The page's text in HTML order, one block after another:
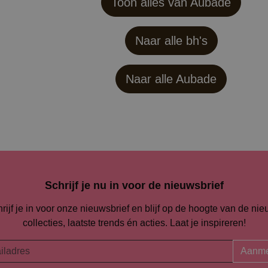
Naar alle bh's
Naar alleAubade
Schrijf je nu in voor de nieuwsbrief
je in voor onze nieuwsbrief en blijf op de hoogte van de
collecties, laatste trends én acties. Laat je inspireren!